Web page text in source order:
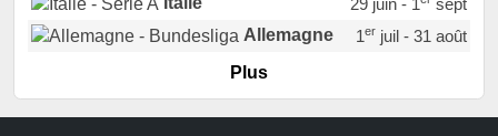
Allemagne
1erjuil - 31 août
Portugal
Pays-Bas
22 juin - 2 sept
Plus